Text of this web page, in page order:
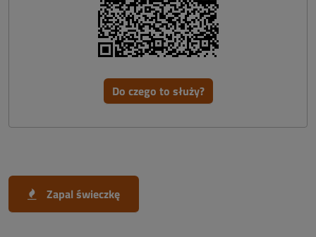
Do czego to służy?
Zapal świeczkę